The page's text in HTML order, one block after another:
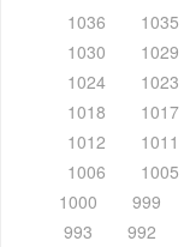
1036
1035
1030
1029
1024
1023
1018
1017
1012
1011
1006
1005
1000
999
993
992